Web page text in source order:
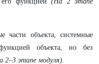
части объекта, системные
объекта, но без
2–3 этапе модуля).